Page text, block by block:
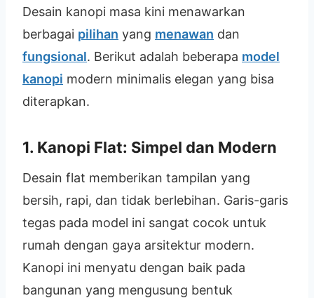
Desain kanopi masa kini menawarkan
berbagai pilihan yang menawan dan
fungsional. Berikut adalah beberapa model
kanopi modern minimalis elegan yang bisa
diterapkan.
1. Kanopi Flat: Simpel dan Modern
Desain flat memberikan tampilan yang
bersih, rapi, dan tidak berlebihan. Garis-garis
tegas pada model ini sangat cocok untuk
rumah dengan gaya arsitektur modern.
Kanopi ini menyatu dengan baik pada
bangunan yang mengusung bentuk